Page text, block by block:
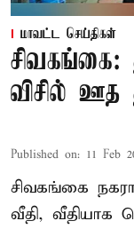
மாவட்ட செய்திகள்
விசில் ஊத
Published on: 11 Feb
சிவகங்கை
வீதி, வீதியாக